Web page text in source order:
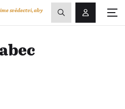
Přihlášení/
svědectví, aby
Zobrazit
vyhledávání